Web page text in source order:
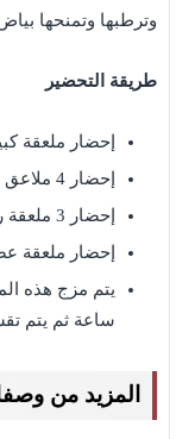
وترطبها وتمنحها
طريقة التحضير
إحضار ملعقة
إحضار 4 ملاعق من لبن زبادي.
إحضار 3 ملعقة ردة.
إحضار ملعقة
يتم مزج هذه
ساعة ثم يتم
المزيد من